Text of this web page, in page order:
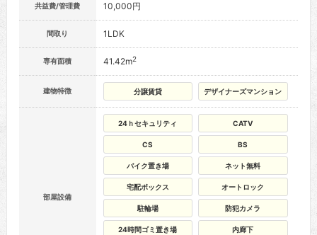
共益費/管理費 10,000円
間取り 1LDK
専有面積 41.42m2
建物特徴 分譲賃貸 デザイナーズマンション
部屋設備
24ｈセキュリティ CATV
CS BS
バイク置き場 ネット無料
宅配ボックス オートロック
駐輪場 防犯カメラ
24時間ゴミ置き場 内廊下